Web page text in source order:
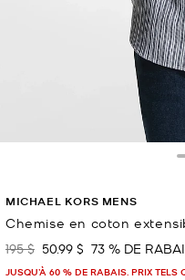
MICHAEL KORS MENS
Chemise en coton
était
195 $ maintenant
50.99 $ 73 % DE
JUSQU’À 60 % DE RABAIS. PRIX TELS